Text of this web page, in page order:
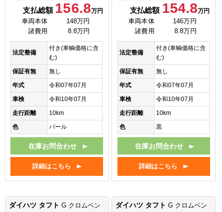
支払総額 156.8万円
車両本体
148万円
諸費用
8.8万円
法定整備
付き(車輌価格に含
む)
保証有無
無し
年式
令和07年07月
車検
令和10年07月
走行距離
10km
色
パール
在庫お問合わせ
詳細はこちら
支払総額 154.8万円
車両本体
146万円
諸費用
8.8万円
法定整備
付き(車輌価格に含
む)
保証有無
無し
年式
令和07年07月
車検
令和10年07月
走行距離
10km
色
黒
在庫お問合わせ
詳細はこちら
ダイハツ タフト G クロムベン
ダイハツ タフトG クロムベン